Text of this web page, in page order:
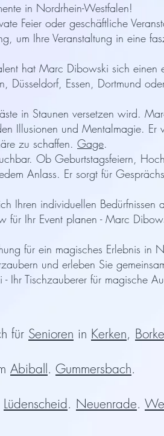
in Nordrhein-Westfalen!
Feier oder geschäftliche
um Ihre Veranstaltung in eine
hat Marc Dibowski sich einen
Düsseldorf, Essen, Dortmund
in Staunen versetzen wird.
Illusionen und Mentalmagie. Er
zu schaffen. Gage.
Ob Geburtstagsfeiern,
Anlass. Er sorgt für
Ihren individuellen
Ihr Event planen - Marc
für ein magisches Erlebnis in
und erleben Sie
Tischzauberer für magische
für Senioren in Kerken,
Abiball . Gummersbach.
Lüdenscheid. Neuenrade.